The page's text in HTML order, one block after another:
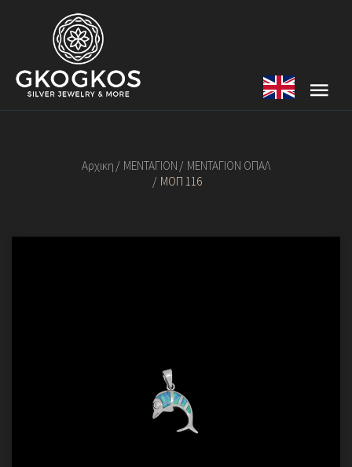
Αρχικη ΜΕΝΤΑΓΙΟΝ
ΜΕΝΤΑΓΙΟΝ ΟΠΑΛ
ΜΟΠ 116